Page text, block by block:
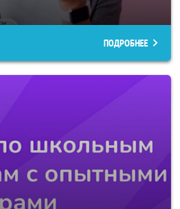
ПОДРОБНЕЕ